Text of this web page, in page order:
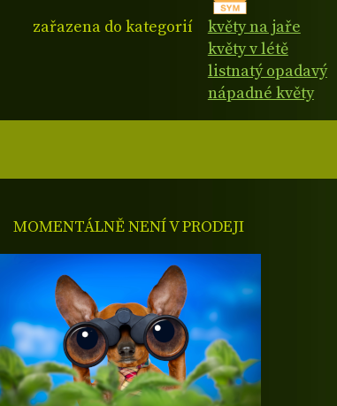
zařazena do kategorií
květy na jaře
květy v létě
listnatý opadavý
nápadné květy
MOMENTÁLNĚ NENÍ V PRODEJI